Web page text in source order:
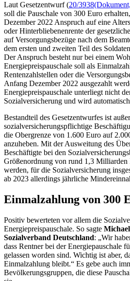
Laut Gesetzentwurf (20/3938
soll die Pauschale von 300 Euro
Dezember 2022 Anspruch auf eine
oder Hinterbliebenenrente der
auf Versorgungsbezüge nach dem
dem ersten und zweiten Teil des
Der Anspruch besteht nur bei einem
Energiepreispauschale soll als
Rentenzahlstellen oder die
Anfang Dezember 2022 ausgezahlt
Energiepreispauschale unterliegt nicht
Sozialversicherung und wird
Bestandteil des Gesetzentwurfes ist
sozialversicherungspflichtige
die Obergrenze von 1.600 Euro auf
anzuheben. Mit der Ausweitung des
Beschäftigte bei den
Größenordnung von rund 1,3 Milliarden
werden, für die Sozialversicherung
ab 2023 allerdings jährliche
Einmalzahlung von 300
Positiv bewerteten vor allem die
Energiepreispauschale. So sagte
Sozialverband Deutschland: „Wir
dass Rentner bei der Energiepauschale
gelassen worden sind. Wichtig ist aber,
Einmalzahlung bleibt.“ Es gebe auch
Bevölkerungsgruppen, die diese